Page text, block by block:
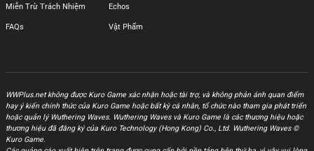
Miễn Trừ Trách Nhiệm
FAQs
Echos
Vật Phẩm
WWPlus.net không được Kuro Game xác nhận hoặc tài trợ, và không phản ánh quan điểm
hay ý kiến chính thức của Kuro Game hoặc bất kỳ cá nhân, tổ chức nào tham gia phát triển
hoặc quản lý Wuthering Waves. Wuthering Waves và Kuro Game là các thương hiệu hoặc
thương hiệu đã đăng ký của Kuro Technology (Hong Kong) Co., Ltd. Wuthering Waves ©
Kuro Game.